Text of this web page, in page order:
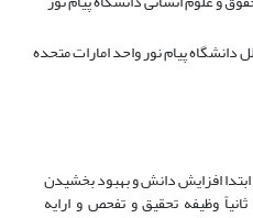
پیام نور واحد امارات متحده
ابتدا افزایش دانش و بهبود بخشیدن
وظیفه تحقیق و تفحص و ارایه